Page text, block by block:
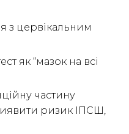
з цервікальним
як “мазок на всі
частину
ризик ІПСШ,